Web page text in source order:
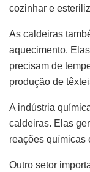
cozinhar e
As caldeiras
aquecimento.
precisam de
produção de
A indústria
caldeiras. Elas
reações químicas
Outro setor